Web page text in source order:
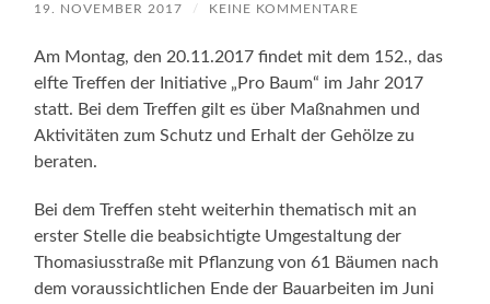
19. NOVEMBER 2017 / KEINE KOMMENTARE
Am Montag, den 20.11.2017 findet mit dem 152., das
elfte Treffen der Initiative „Pro Baum“ im Jahr 2017
statt. Bei dem Treffen gilt es über Maßnahmen und
Aktivitäten zum Schutz und Erhalt der Gehölze zu
beraten.
Bei dem Treffen steht weiterhin thematisch mit an
erster Stelle die beabsichtigte Umgestaltung der
Thomasiusstraße mit Pflanzung von 61 Bäumen nach
dem voraussichtlichen Ende der Bauarbeiten im Juni